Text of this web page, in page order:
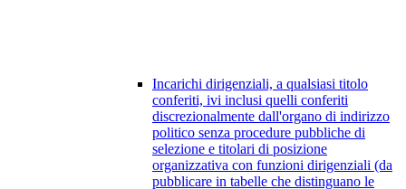
Incarichi dirigenziali, a qualsiasi titolo
conferiti, ivi inclusi quelli conferiti
discrezionalmente dall'organo di indirizzo
politico senza procedure pubbliche di
selezione e titolari di posizione
organizzativa con funzioni dirigenziali (da
pubblicare in tabelle che distinguano le